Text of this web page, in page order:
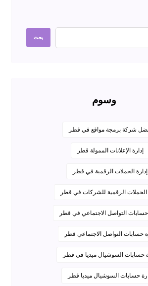
وسوم
شركة برمجة مواقع في قطر
إدارة الإعلانات الممولة قطر
إدارة الحملات الرقمية في قطر
الحملات الرقمية للشركات في قطر
حسابات التواصل الاجتماعي في قطر
حسابات التواصل الاجتماعي قطر
حسابات السوشيال ميديا في قطر
حسابات السوشيال ميديا قطر